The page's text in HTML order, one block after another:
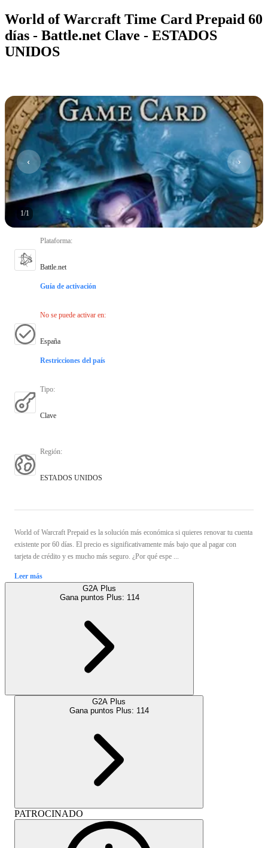
World of Warcraft Time Card Prepaid 60
días - Battle.net Clave - ESTADOS
UNIDOS
1/1
Plataforma:
Battle.net
Guía de activación
No se puede activar en:
España
Restricciones del país
Tipo:
Clave
Región:
ESTADOS UNIDOS
World of Warcraft Prepaid es la solución más económica si quieres renovar tu cuenta
existente por 60 días. El precio es significativamente más bajo que al pagar con
tarjeta de crédito y es mucho más seguro. ¿Por qué espe ...
Leer más
G2A Plus
Gana puntos Plus: 114
G2A Plus
Gana puntos Plus: 114
PATROCINADO